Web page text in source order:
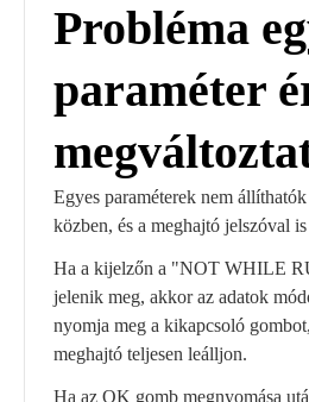
Probléma
paraméter
Egyes paraméterek nem
közben, és a meghajtó jelszóval
Ha a kijelzőn a "NOT WHILE
jelenik meg, akkor az adatok
nyomja meg a kikapcsoló
meghajtó teljesen leálljon.
Ha az OK gomb megnyomása